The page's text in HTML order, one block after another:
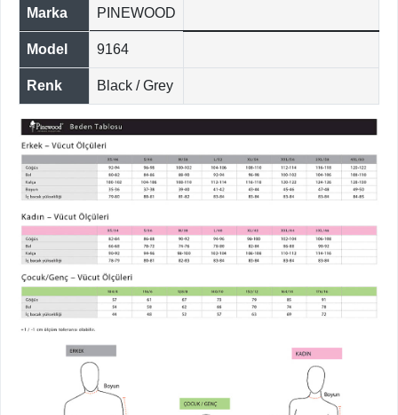
Marka PINEWOOD
Model 9164
Renk Black / Grey